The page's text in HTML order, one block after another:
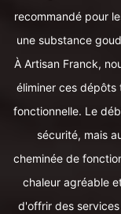
recommandé pour
une substance
À Artisan Franck,
éliminer ces dépôts
fonctionnelle. Le
sécurité, mais
cheminée de
chaleur agréable
d'offrir des